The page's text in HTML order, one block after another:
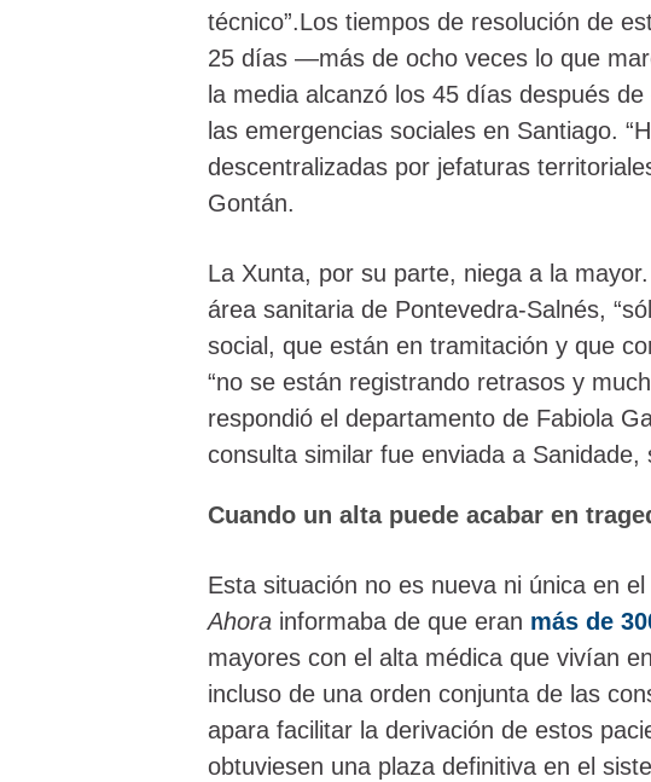
técnico”.Los tiempos de resolución de
25 días —más de ocho veces lo que
la media alcanzó los 45 días después
las emergencias sociales en Santiago.
descentralizadas por jefaturas
Gontán.
La Xunta, por su parte, niega a la
área sanitaria de Pontevedra-Salnés,
social, que están en tramitación y que
“no se están registrando retrasos y
respondió el departamento de Fabiola
consulta similar fue enviada a Sanidade,
Cuando un alta puede acabar en
Esta situación no es nueva ni única en
Ahora informaba de que eran más de
mayores con el alta médica que vivían
incluso de una orden conjunta de las
apara facilitar la derivación de estos
obtuviesen una plaza definitiva en el